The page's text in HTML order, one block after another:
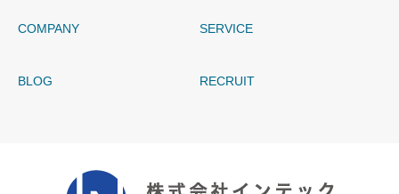
COMPANY SERVICE
BLOG RECRUIT